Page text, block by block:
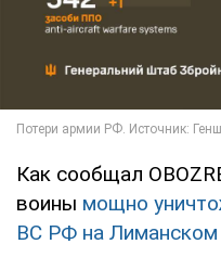
Как сообщал
воины мощно
ВС РФ на Лиманском